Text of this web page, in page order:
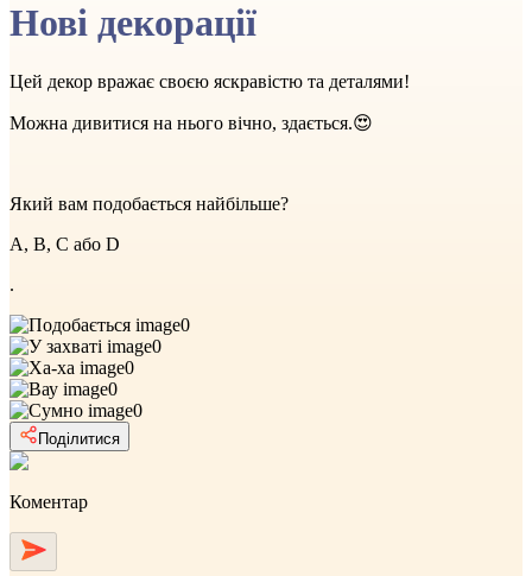
Нові декорації
Цей декор вражає своєю яскравістю та деталями!
Можна дивитися на нього вічно, здається.😍
Який вам подобається найбільше?
A, B, C або D
.
0
0
0
0
0
Поділитися
Коментар